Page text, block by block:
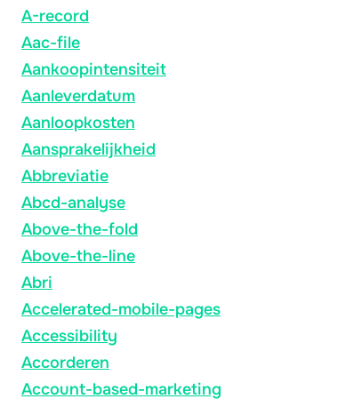
A-record
Aac-file
Aankoopintensiteit
Aanleverdatum
Aanloopkosten
Aansprakelijkheid
Abbreviatie
Abcd-analyse
Above-the-fold
Above-the-line
Abri
Accelerated-mobile-pages
Accessibility
Accorderen
Account-based-marketing